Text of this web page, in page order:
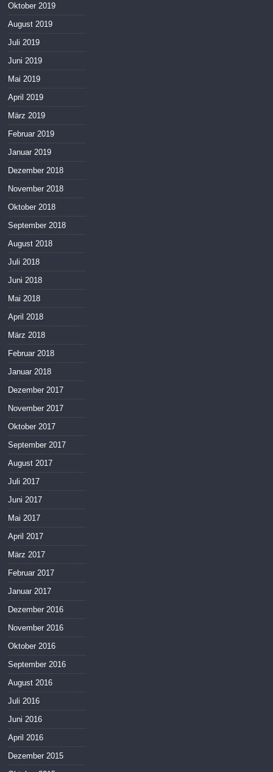
Oktober 2019
August 2019
Juli 2019
Juni 2019
Mai 2019
April 2019
März 2019
Februar 2019
Januar 2019
Dezember 2018
November 2018
Oktober 2018
September 2018
August 2018
Juli 2018
Juni 2018
Mai 2018
April 2018
März 2018
Februar 2018
Januar 2018
Dezember 2017
November 2017
Oktober 2017
September 2017
August 2017
Juli 2017
Juni 2017
Mai 2017
April 2017
März 2017
Februar 2017
Januar 2017
Dezember 2016
November 2016
Oktober 2016
September 2016
August 2016
Juli 2016
Juni 2016
April 2016
Dezember 2015